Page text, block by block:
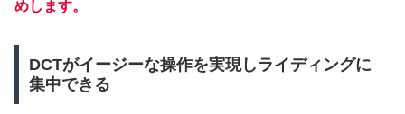
めします。
DCTがイージーな操作を実現しライディングに
集中できる